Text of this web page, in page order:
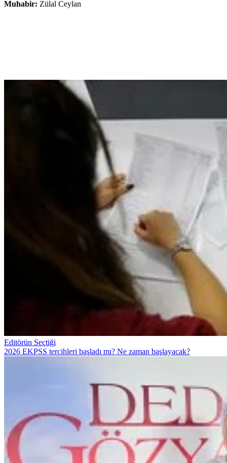
Muhabir: Zülal Ceylan
Editörün Seçtiği
2026 EKPSS tercihleri başladı mı? Ne zaman başlayacak?